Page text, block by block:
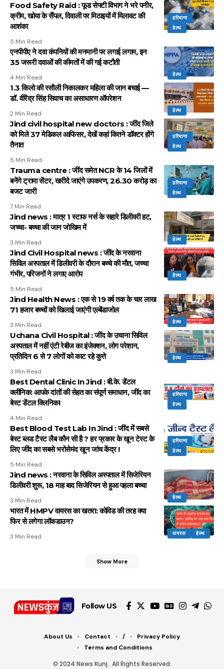
हरियाणा
हेल्थ
Food Safety Raid : फूड सेफ्टी विभाग ने भरे पनीर,
क्रीम, खोया के सैंपल, दिवाली पर मिठाइयों में मिलावट की
आशंका
5 Min Read
हेल्थ
एनपीपीए ने दवा कंपनियों की मनमानी पर लगाई लगाम, इन
35 जरूरी दवाओं की कीमतों में की गई कटौती
4 Min Read
हेल्थ
1.3 किलो की रसौली निकालकर महिला की जान बचाई —
डॉ. वीरेंद्र सिंह सिवाच का असाधारण ऑपरेशन
2 Min Read
हरियाणा
हेल्थ
Jind civil hospital new doctors : जींद जिले
को मिले 37 मेडिकल आफिसर, देखें कहां कितने डॉक्टर होंगे
तैनात
5 Min Read
हरियाणा
हेल्थ
Trauma centre : जींद समेत NCR के 14 जिलों में
बनेंगे ट्रामा सेंटर, खरीदे जाएंगे उपकरण, 26.30 करोड़ का
बजट जारी
7 Min Read
हेल्थ
Jind news : मात्र 1 स्टाफ नर्स के सहारे डिलीवरी हट,
जच्चा- बच्चा की जान जोखिम में
3 Min Read
हेल्थ
Jind Civil Hospital news : जींद के नरवाना
सिविल अस्पताल में डिलीवरी के दौरान बच्चे की मौत, जच्चा
गंभीर, परिजनों ने लगाए आरोप
5 Min Read
हेल्थ
Jind Health News : एक से 19 वर्ष तक के चार लाख
71 हजार बच्चों को खिलाई जाएंगी एल्बेंडाजोल
3 Min Read
हेल्थ
Uchana Civil Hospital : जींद के उचाना सिविल
अस्पताल में नहीं एंटी रेबीज का इंजेक्शन, लोग परेशान,
प्रतिदिन 6 से 7 लोगों को काट रहे कुत्ते
3 Min Read
हरियाणा
हेल्थ
Best Dental Clinic In Jind : बी.के. डेंटल
क्लीनिक: आपके दांतों की सेहत का संपूर्ण समाधान, जींद का
बेस्ट डेंटल क्लिनिक!
4 Min Read
हरियाणा
हेल्थ
Best Blood Test Lab In Jind : जींद में सबसे
बेस्ट ब्लड टैस्ट लैब कौन सी है ? हर प्रकार के खून टेस्ट के
लिए जींद का सबसे भरोसेमंद खून जांच केंद्र !
5 Min Read
हेल्थ
Jind news : नरवाना के सिविल अस्पताल में सिजेरियन
डिलीवरी शुरू, 18 माह बाद सिजेरियन से हुआ पहला बच्चा
3 Min Read
वायरल हेल्थ
भारत में HMPV वायरस का खतरा: कोविड की तरह क्या
फिर से लगेगा लॉकडाउन?
3 Min Read
Show More
Follow US
© 2024 News Kunj . All Rights Reserved.
About Us Contact /
Privacy Policy
Terms and Conditions